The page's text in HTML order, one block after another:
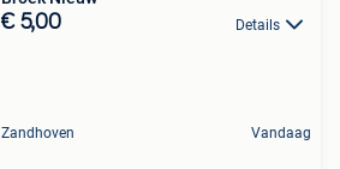
€ 5,00 Details
Zandhoven Vandaag